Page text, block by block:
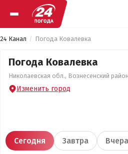
24 Канал Погода Ковалевка
Погода Ковалевка
Николаевская обл., Вознесенский
Изменить город
Сегодня Завтра Вчера